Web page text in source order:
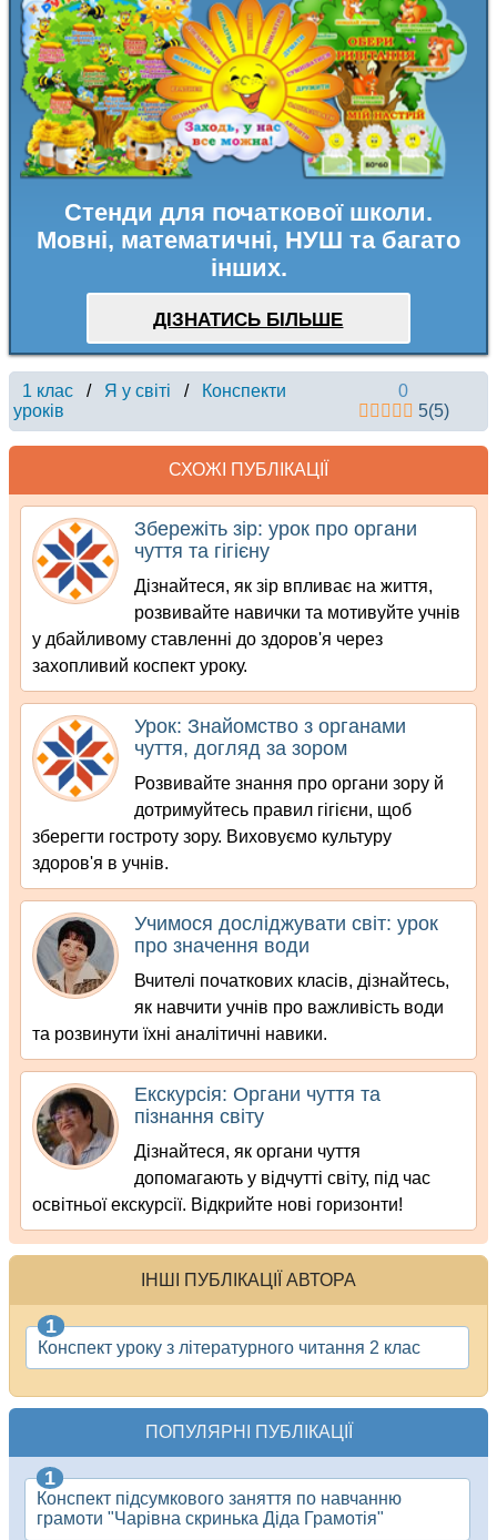
Стенди для початкової школи.
Мовні, математичні, НУШ та багато
інших.
ДІЗНАТИСЬ БІЛЬШЕ
1 клас / Я у світі /
Конспекти
уроків
0
5(5)
СХОЖІ ПУБЛІКАЦІЇ
Збережіть зір: урок про органи
чуття та гігієну
Дізнайтеся, як зір впливає на життя,
розвивайте навички та мотивуйте учнів
у дбайливому ставленні до здоров'я через
захопливий коспект уроку.
Урок: Знайомство з органами
чуття, догляд за зором
Розвивайте знання про органи зору й
дотримуйтесь правил гігієни, щоб
зберегти гостроту зору. Виховуємо культуру
здоров'я в учнів.
Учимося досліджувати світ: урок
про значення води
Вчителі початкових класів, дізнайтесь,
як навчити учнів про важливість води
та розвинути їхні аналітичні навики.
Екскурсія: Органи чуття та
пізнання світу
Дізнайтеся, як органи чуття
допомагають у відчутті світу, під час
освітньої екскурсії. Відкрийте нові горизонти!
ІНШІ ПУБЛІКАЦІЇ АВТОРА
Конспект уроку з літературного читання 2 клас
ПОПУЛЯРНІ ПУБЛІКАЦІЇ
Конспект підсумкового заняття по навчанню
грамоти "Чарівна скринька Діда Грамотія"